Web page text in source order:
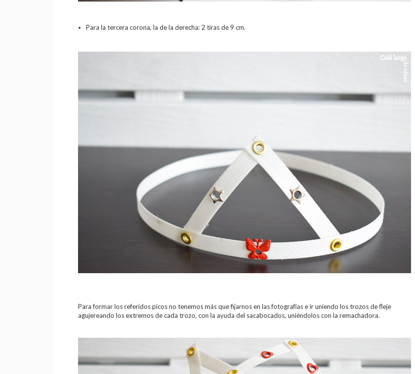
Para la tercera corona, la de la derecha: 2 tiras de 9 cm.
Para formar los referidos picos no tenemos más que fijarnos en las fotografías e ir uniendo los trozos de fleje
agujereando los extremos de cada trozo, con la ayuda del sacabocados, uniéndolos con la remachadora.